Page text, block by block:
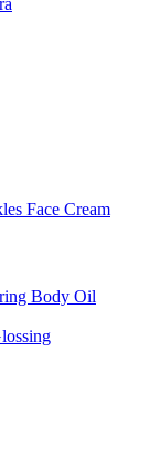
Face Cream
Body Oil